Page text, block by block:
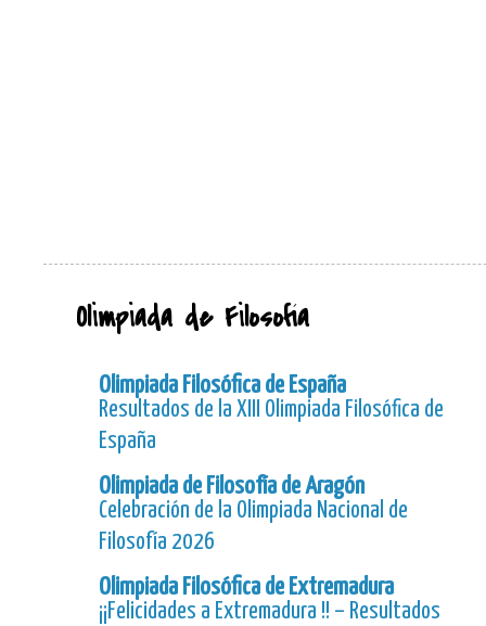
Olimpiada de Filosofía
Olimpiada Filosófica de España
Resultados de la XIII Olimpiada Filosófica de
España
Olimpiada de Filosofía de Aragón
Celebración de la Olimpiada Nacional de
Filosofía 2026
Olimpiada Filosófica de Extremadura
¡¡Felicidades a Extremadura !! – Resultados